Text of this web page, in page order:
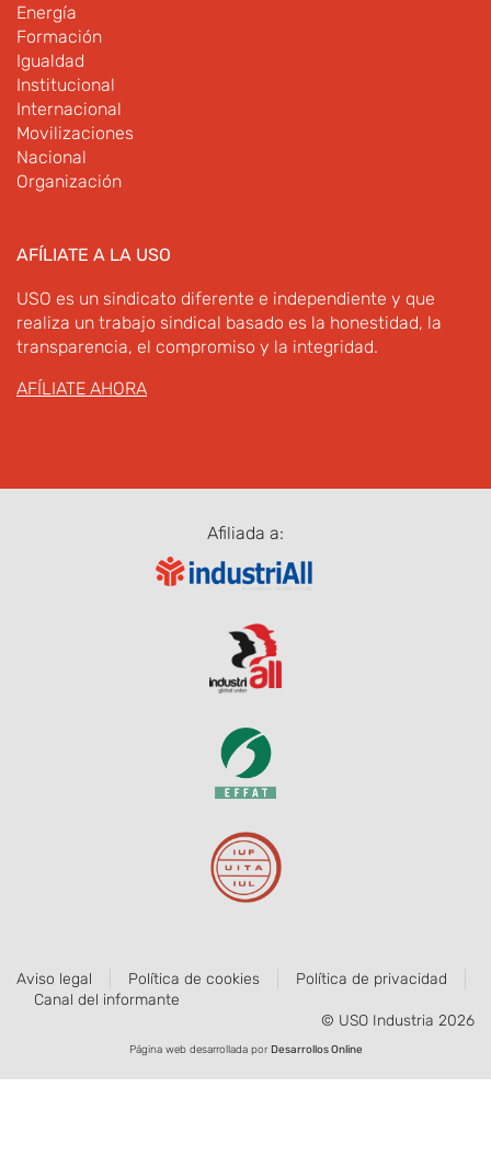
Energía
Formación
Igualdad
Institucional
Internacional
Movilizaciones
Nacional
Organización
AFÍLIATE A LA USO
USO es un sindicato diferente e independiente y que
realiza un trabajo sindical basado es la honestidad, la
transparencia, el compromiso y la integridad.
AFÍLIATE AHORA
Afiliada a:
Aviso legal Política de cookies
Política de privacidad
Canal del informante
© USO Industria 2026
Página web desarrollada porDesarrollos Online